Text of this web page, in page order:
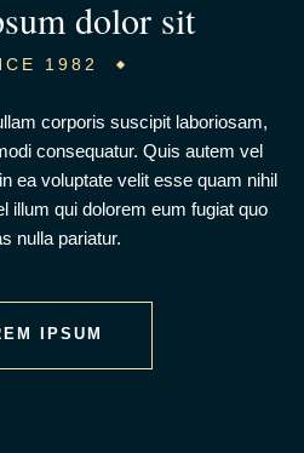
dolor sit
1982
corporis suscipit laboriosam,
consequatur. Quis autem vel
ea voluptate velit esse quam nihil
illum qui dolorem eum fugiat quo
nulla pariatur.
IPSUM